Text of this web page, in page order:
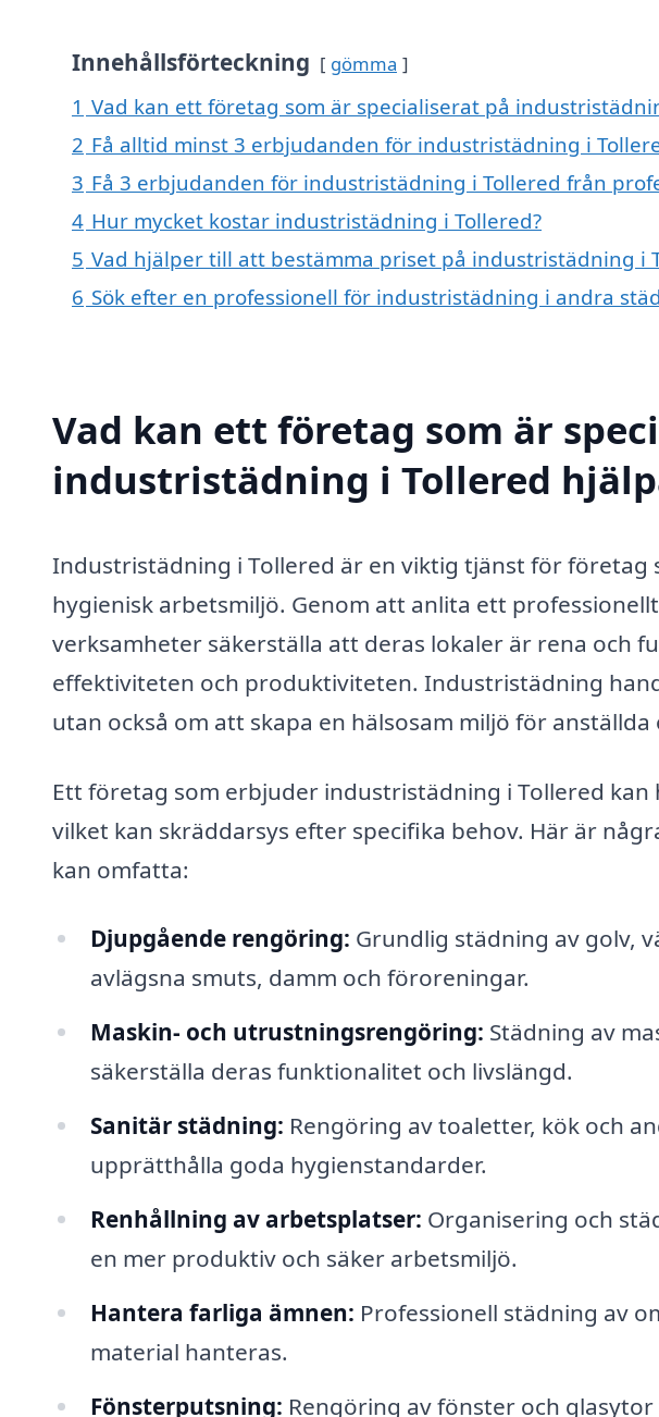
Innehållsförteckning gömma
1 Vad kan ett företag som är specialiserat på
2 Få alltid minst 3 erbjudanden för industristädning i
3 Få 3 erbjudanden för industristädning i Tollered från
4 Hur mycket kostar industristädning i Tollered?
5 Vad hjälper till att bestämma priset på industristädning i
6 Sök efter en professionell för industristädning i andra
Vad kan ett företag som är
industristädning i Tollered
Industristädning i Tollered är en viktig tjänst för företag
hygienisk arbetsmiljö. Genom att anlita ett
verksamheter säkerställa att deras lokaler är rena och
effektiviteten och produktiviteten. Industristädning
utan också om att skapa en hälsosam miljö för anställda
Ett företag som erbjuder industristädning i Tollered kan
vilket kan skräddarsys efter specifika behov. Här är
kan omfatta:
Djupgående rengöring: Grundlig städning av golv,
avlägsna smuts, damm och föroreningar.
Maskin- och utrustningsrengöring: Städning av
säkerställa deras funktionalitet och livslängd.
Sanitär städning: Rengöring av toaletter, kök och
upprätthålla goda hygienstandarder.
Renhållning av arbetsplatser: Organisering och
en mer produktiv och säker arbetsmiljö.
Hantera farliga ämnen: Professionell städning av
material hanteras.
Fönsterputsning: Rengöring av fönster och